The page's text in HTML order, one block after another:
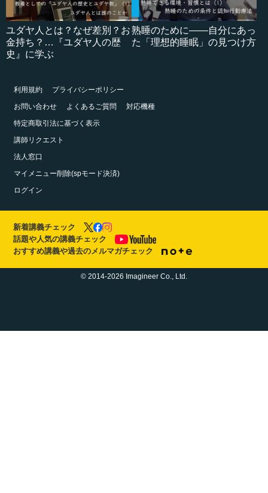
ユダヤ人とは？なぜ差別？お
金持ち？…『ユダヤ人の歴
史』に学ぶ
熟睡のために――自分にあっ
た「理想的睡眠」の見つけ方
利用規約
プライバシーポリシー
お問い合わせ
よくあるご質問
対応機種
特定商取引法に基づく表示
講師リクエスト
法人窓口
マイメニュー削除(spモード決済)
ログイン
新着講義チェック
話題や人気の講義チェック
おすすめ講義や過去のメルマガチェック
© 2014-2026 Imagineer Co., Ltd.